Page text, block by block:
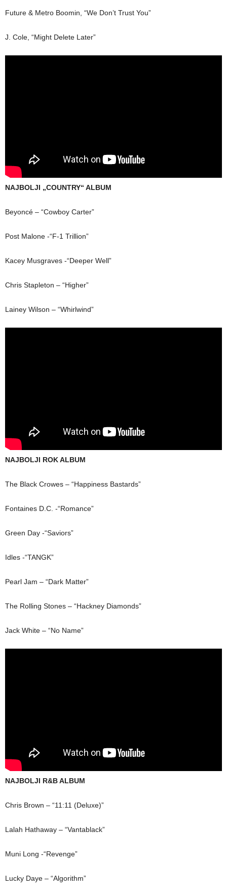
Future & Metro Boomin, “We Don’t Trust You”
J. Cole, “Might Delete Later”
NAJBOLJI „COUNTRY“ ALBUM
Beyoncé – “Cowboy Carter”
Post Malone -“F-1 Trillion”
Kacey Musgraves -“Deeper Well”
Chris Stapleton – “Higher”
Lainey Wilson – “Whirlwind”
NAJBOLJI ROK ALBUM
The Black Crowes – “Happiness Bastards”
Fontaines D.C. -“Romance”
Green Day -“Saviors”
Idles -“TANGK”
Pearl Jam – “Dark Matter”
The Rolling Stones – “Hackney Diamonds”
Jack White – “No Name”
NAJBOLJI R&B ALBUM
Chris Brown – “11:11 (Deluxe)”
Lalah Hathaway – “Vantablack”
Muni Long -“Revenge”
Lucky Daye – “Algorithm”